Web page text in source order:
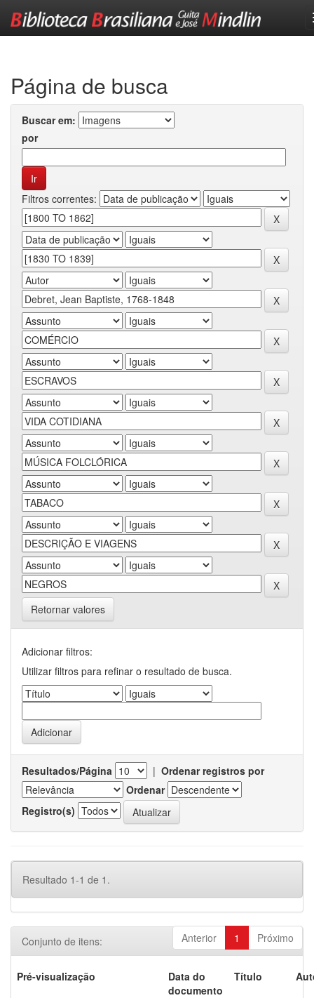
Página de busca
Buscar em:
por
Filtros correntes:
Retornar valores
Adicionar filtros:
Utilizar filtros para refinar o resultado de busca.
Resultados/Página | Ordenar registros por
Ordenar
Registro(s)
Resultado 1-1 de 1.
Anterior 1 Próximo
Conjunto de itens:
Pré-visualização
Data do
documento
Título